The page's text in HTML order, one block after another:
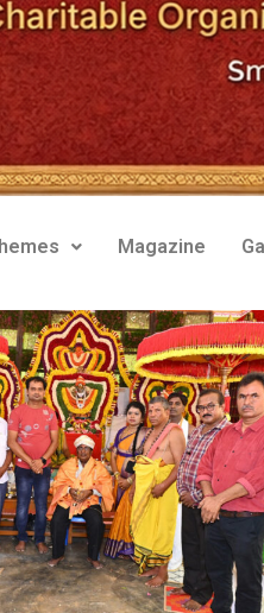
Magazine